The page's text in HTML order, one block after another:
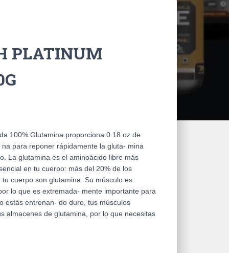
PLATINUM
100% Glutamina proporciona 0.18 oz de
para reponer rápidamente la gluta- mina
La glutamina es el aminoácido libre más
en tu cuerpo: más del 20% de los
cuerpo son glutamina. Su músculo es
lo que es extremada- mente importante para
estás entrenan- do duro, tus músculos
almacenes de glutamina, por lo que necesitas